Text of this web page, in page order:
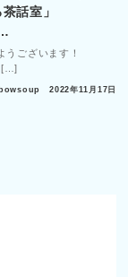
話室」
うございます！
[…]
2022年11月17日